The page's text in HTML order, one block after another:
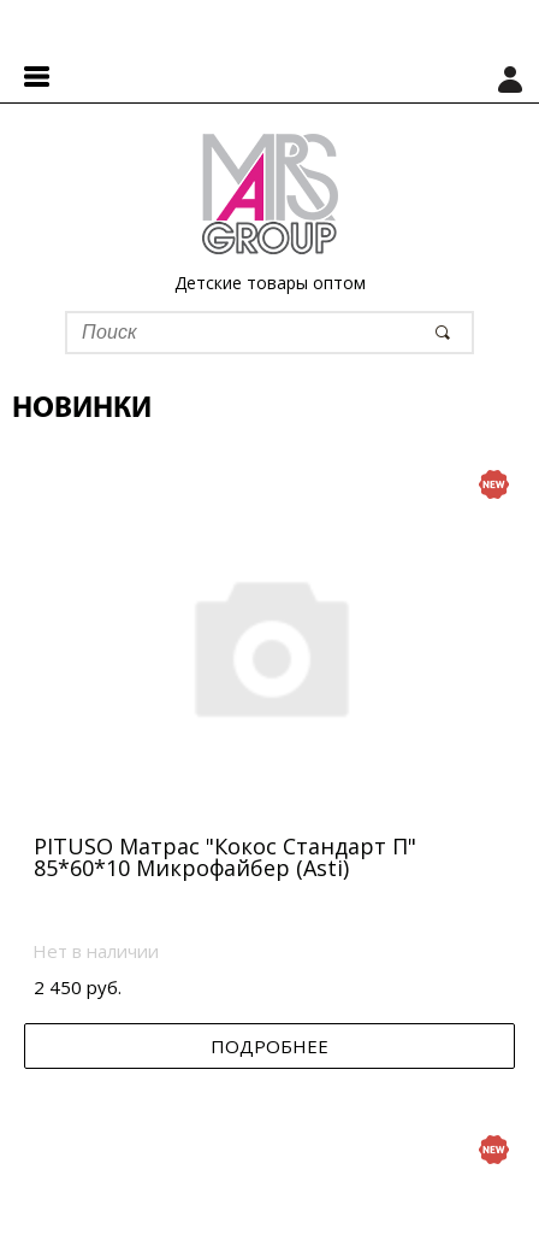
Детские товары оптом
НОВИНКИ
PITUSO Матрас "Кокос Стандарт П"
85*60*10 Микрофайбер (Asti)
Нет в наличии
2 450 руб.
ПОДРОБНЕЕ